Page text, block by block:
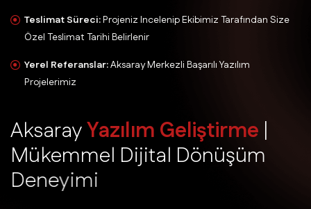
Teslimat Süreci:Projeniz Incelenip Ekibimiz Tarafından Size
Özel Teslimat Tarihi Belirlenir
Yerel Referanslar:Aksaray Merkezli Başarılı Yazılım
Projelerimiz
AksarayYazılım Geliştirme |
Mükemmel Dijital Dönüşüm
Deneyimi